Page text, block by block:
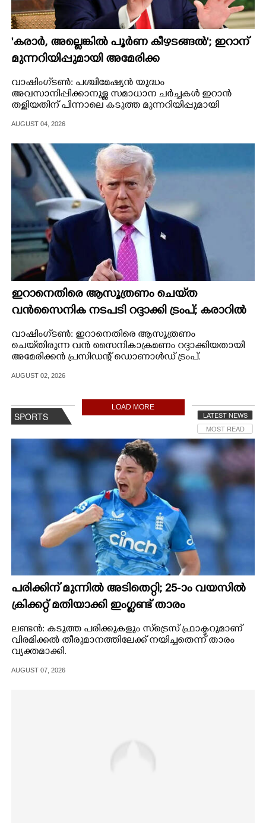
'കരാർ, അല്ലെങ്കിൽ പൂർണ കീഴടങ്ങൽ'; ഇറാന്
മുന്നറിയിപ്പുമായി അമേരിക്ക
വാഷിംഗ്‌ടൺ: പശ്ചിമേഷ്യൻ യുദ്ധം
അവസാനിപ്പിക്കാനുള്ള സമാധാന ചർച്ചകൾ ഇറാൻ
തള്ളിയതിന് പിന്നാലെ കടുത്ത മുന്നറിയിപ്പുമായി
AUGUST 04, 2026
ഇറാനെതിരെ ആസൂത്രണം ചെയ്‌ത
വൻസൈനിക നടപടി റദ്ദാക്കി ട്രംപ്; കരാറിൽ
ഉടൻ ധാരണ
വാഷിംഗ്‌ടൺ: ഇറാനെതിരെ ആസൂത്രണം
ചെയ്‌തിരുന്ന വൻ സൈനികാക്രമണം റദ്ദാക്കിയതായി
അമേരിക്കൻ പ്രസിഡന്റ് ഡൊണാൾഡ് ട്രംപ്.
AUGUST 02, 2026
LOAD MORE
SPORTS
LATEST NEWS
MOST READ
പരിക്കിന് മുന്നിൽ അടിതെറ്റി; 25-ാം വയസിൽ
ക്രിക്കറ്റ് മതിയാക്കി ഇംഗ്ലണ്ട് താരം
ലണ്ടൻ: കടുത്ത പരിക്കുകളും സ്‌ട്രെസ് ഫ്രാക്ടറുമാണ്
വിരമിക്കൽ തീരുമാനത്തിലേക്ക് നയിച്ചതെന്ന് താരം
വ്യക്തമാക്കി.
AUGUST 07, 2026